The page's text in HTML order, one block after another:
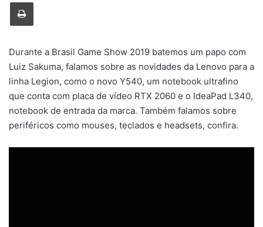
Imprimir
Durante a Brasil Game Show 2019 batemos um papo com
Luiz Sakuma, falamos sobre as novidades da Lenovo para a
linha Legion, como o novo Y540, um notebook ultrafino
que conta com placa de vídeo RTX 2060 e o IdeaPad L340,
notebook de entrada da marca. Também falamos sobre
periféricos como mouses, teclados e headsets, confira.